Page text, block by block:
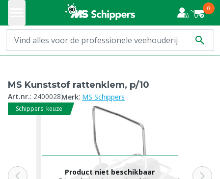
0
MS Kunststof rattenklem, p/10
Art.nr.: 2400028Merk: MS Schippers
Schippers' keuze
Product niet beschikbaar